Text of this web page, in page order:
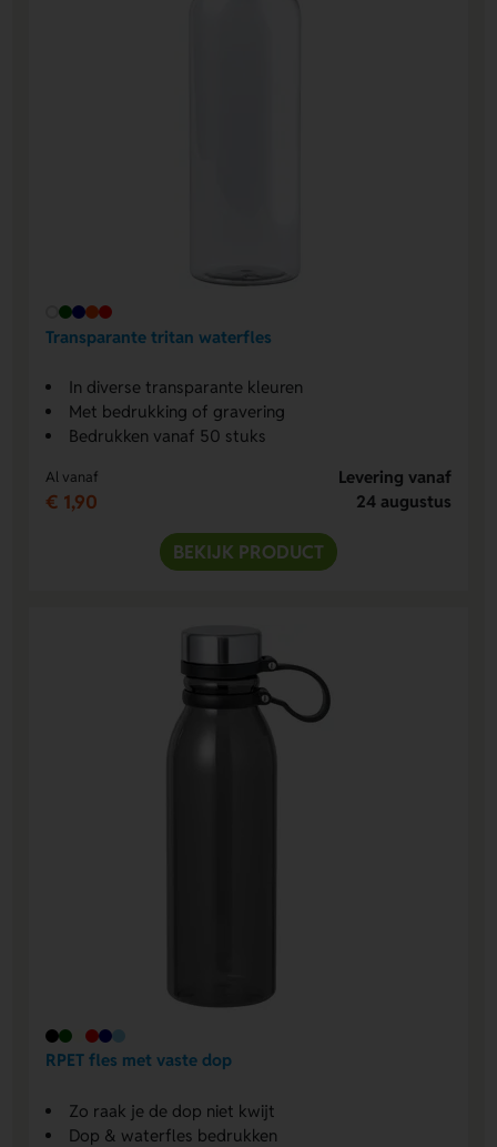
Transparante tritan waterfles
In diverse transparante kleuren
Met bedrukking of gravering
Bedrukken vanaf 50 stuks
Al vanaf
€ 1,90
Levering vanaf
24 augustus
BEKIJK PRODUCT
RPET fles met vaste dop
Zo raak je de dop niet kwijt
Dop & waterfles bedrukken